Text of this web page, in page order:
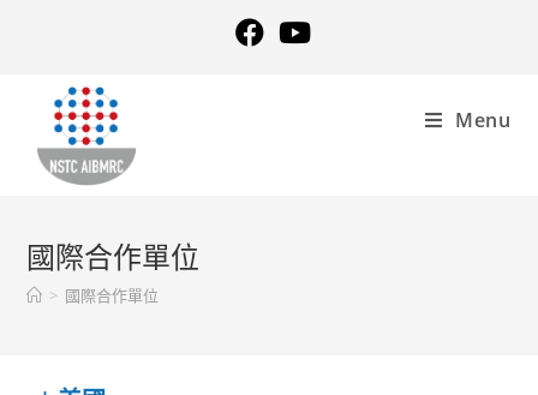
Menu
國際合作單位
> 國際合作單位